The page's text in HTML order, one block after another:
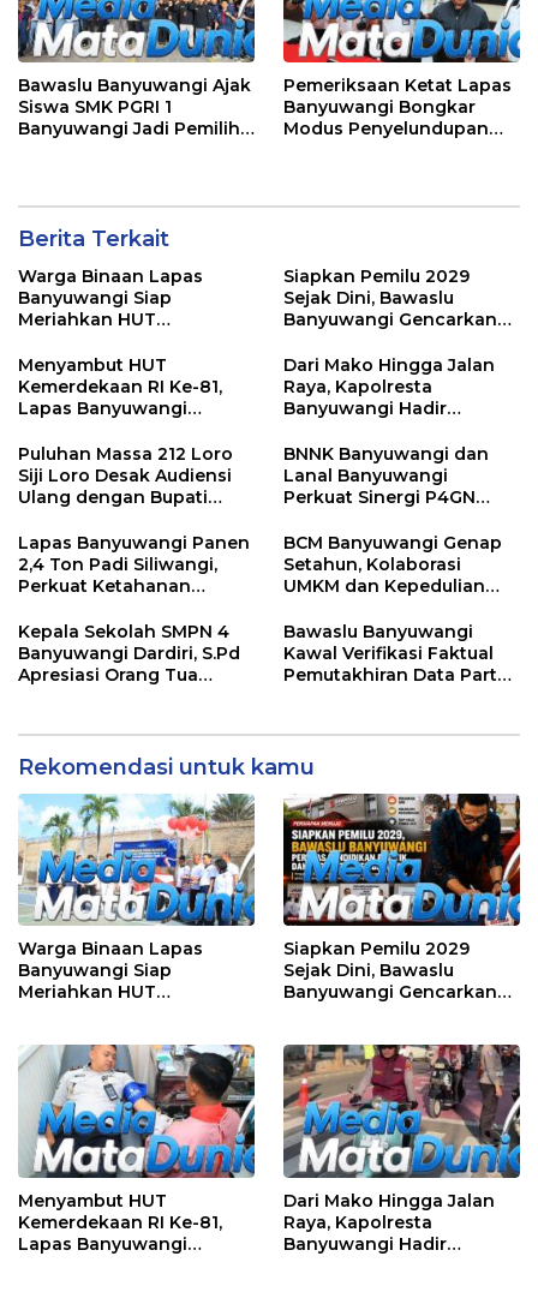
Bawaslu Banyuwangi Ajak
Siswa SMK PGRI 1
Banyuwangi Jadi Pemilih
Pemeriksaan Ketat Lapas
Banyuwangi Bongkar
Modus Penyelundupan
Berita Terkait
Warga Binaan Lapas
Banyuwangi Siap
Meriahkan HUT
dengan Berbagai
Perlombaan
Siapkan Pemilu 2029
Sejak Dini, Bawaslu
Banyuwangi Gencarkan
Penguatan SDM
Menyambut HUT
Kemerdekaan RI Ke-81,
Lapas Banyuwangi
Donor Darah
Dari Mako Hingga Jalan
Raya, Kapolresta
Banyuwangi Hadir
dan Keselamatan
Masyarakat
Puluhan Massa 212 Loro
Siji Loro Desak Audiensi
Ulang dengan Bupati
hingga Polusi Tambang
Pasir
BNNK Banyuwangi dan
Lanal Banyuwangi
Perkuat Sinergi P4GN
Lapas Banyuwangi Panen
2,4 Ton Padi Siliwangi,
Perkuat Ketahanan
BCM Banyuwangi Genap
Setahun, Kolaborasi
UMKM dan Kepedulian
Anniversary
Kepala Sekolah SMPN 4
Banyuwangi Dardiri, S.Pd
Apresiasi Orang Tua
Depan Gerbang Sekolah
Bawaslu Banyuwangi
Kawal Verifikasi Faktual
Pemutakhiran Data Partai
Rekomendasi untuk kamu
Warga Binaan Lapas
Banyuwangi Siap
Meriahkan HUT
Perlombaan
Siapkan Pemilu 2029
Sejak Dini, Bawaslu
Banyuwangi Gencarkan
Menyambut HUT
Kemerdekaan RI Ke-81,
Lapas Banyuwangi
Dari Mako Hingga Jalan
Raya, Kapolresta
Banyuwangi Hadir